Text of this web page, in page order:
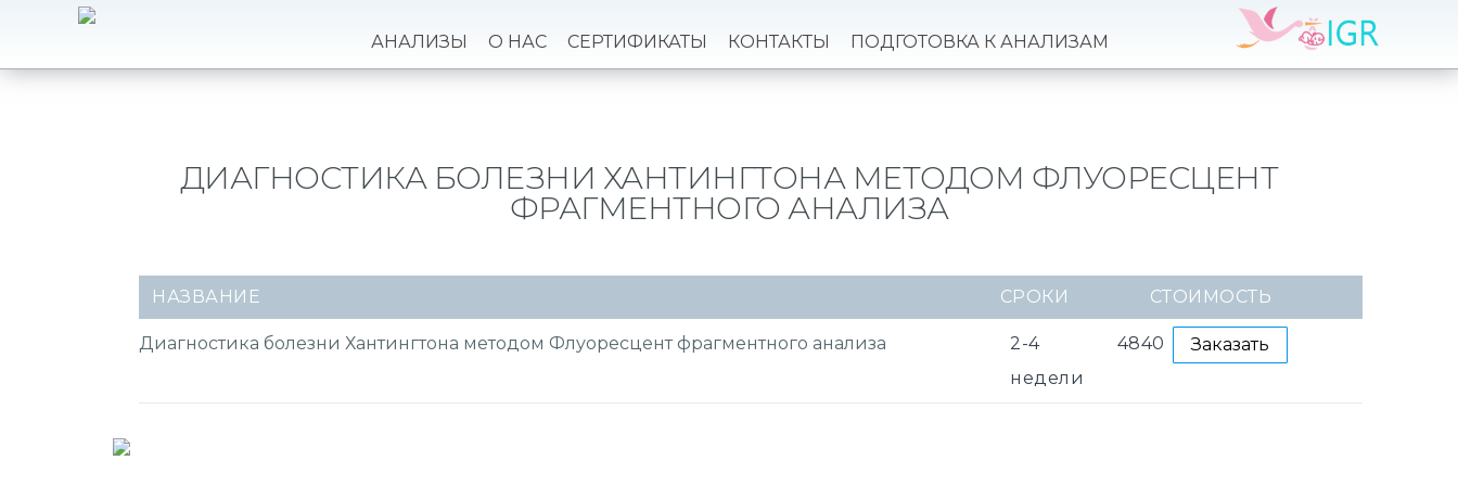
АНАЛИЗЫ О НАС СЕРТИФИКАТЫ КОНТАКТЫ ПОДГОТОВКА К АНАЛИЗАМ
ДИАГНОСТИКА БОЛЕЗНИ ХАНТИНГТОНА МЕТОДОМ ФЛУОРЕСЦЕНТ
ФРАГМЕНТНОГО АНАЛИЗА
НАЗВАНИЕ СРОКИ СТОИМОСТЬ
Диагностика болезни Хантингтона методом Флуоресцент фрагментного анализа
2-4
недели
4840 Заказать